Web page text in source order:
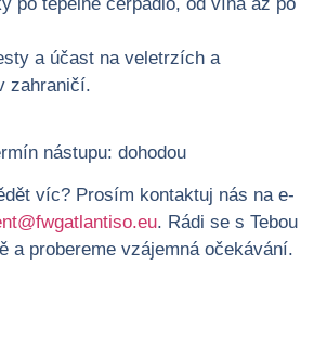
a účast na veletrzích a
zahraničí.
nástupu: dohodou
víc? Prosím kontaktuj nás na e-
. Rádi se s Tebou
a probereme vzájemná očekávání.